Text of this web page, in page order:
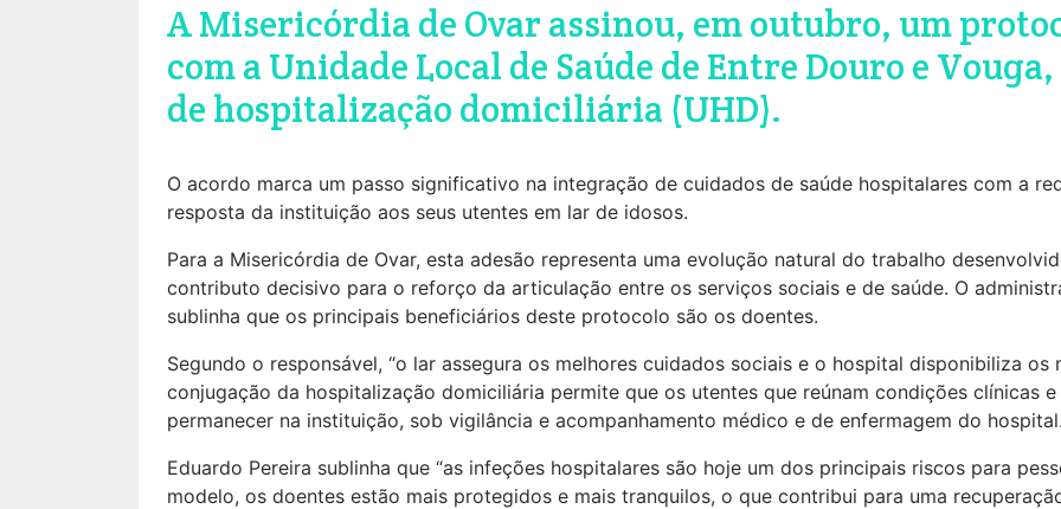
A Misericórdia de Ovar assinou, em outubro, um
com a Unidade Local de Saúde de Entre Douro e
de hospitalização domiciliária (UHD).
O acordo marca um passo significativo na integração de cuidados de saúde hospitalares com a
resposta da instituição aos seus utentes em lar de idosos.
Para a Misericórdia de Ovar, esta adesão representa uma evolução natural do trabalho
contributo decisivo para o reforço da articulação entre os serviços sociais e de saúde. O
sublinha que os principais beneficiários deste protocolo são os doentes.
Segundo o responsável, “o lar assegura os melhores cuidados sociais e o hospital disponibiliza os
conjugação da hospitalização domiciliária permite que os utentes que reúnam condições clínicas
permanecer na instituição, sob vigilância e acompanhamento médico e de enfermagem do hospital.
Eduardo Pereira sublinha que “as infeções hospitalares são hoje um dos principais riscos para
modelo, os doentes estão mais protegidos e mais tranquilos, o que contribui para uma